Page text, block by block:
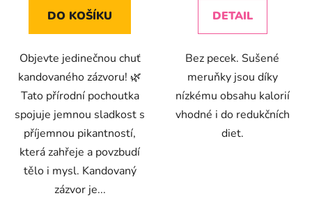
DO KOŠÍKU
Objevte jedinečnou chuť
kandovaného zázvoru! 🌿
Tato přírodní pochoutka
spojuje jemnou sladkost s
příjemnou pikantností,
která zahřeje a povzbudí
tělo i mysl. Kandovaný
zázvor je...
z
DETAIL
Bez pecek. Sušené
meruňky jsou díky
nízkému obsahu kalorií
vhodné i do redukčních
diet.